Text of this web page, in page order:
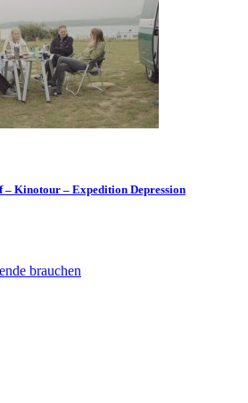
Kinotour – Expedition Depression
brauchen